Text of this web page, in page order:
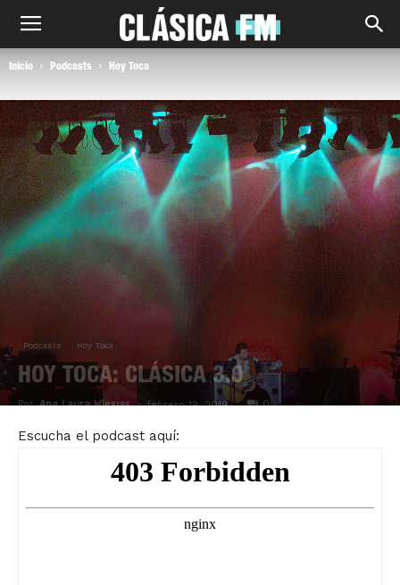
Inicio Podcasts Hoy Toca
Podcasts Hoy Toca
HOY TOCA: CLÁSICA 3.0
Por Ana Laura Iglesias - febrero 19, 2019 0
Escucha el podcast aquí: